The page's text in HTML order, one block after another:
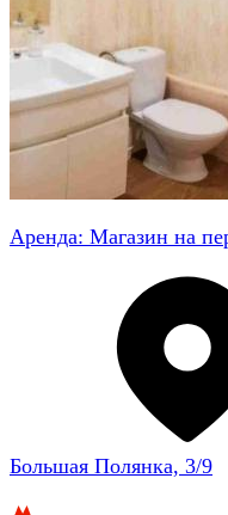
Аренда: Магазин на
Большая Полянка, 3/9